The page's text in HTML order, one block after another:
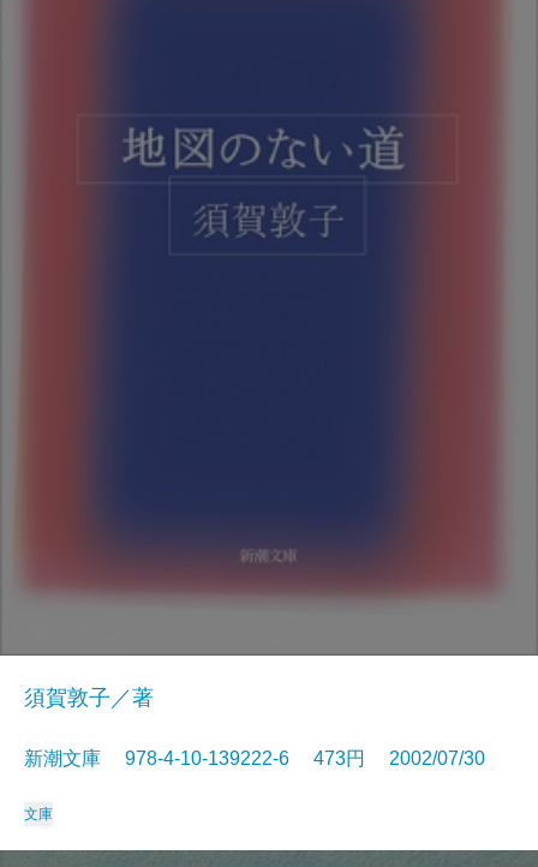
須賀敦子／著
新潮文庫 978-4-10-139222-6 473円 2002/07/30
文庫